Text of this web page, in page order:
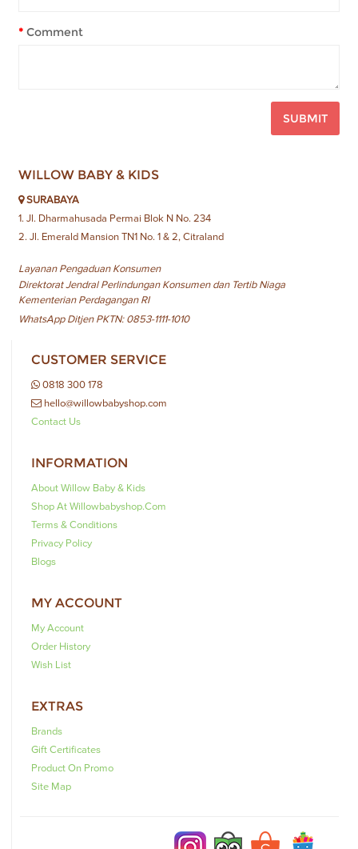
Comment
SUBMIT
WILLOW BABY & KIDS
SURABAYA
1. Jl. Dharmahusada Permai Blok N No. 234
2. Jl. Emerald Mansion TN1 No. 1 & 2, Citraland
Layanan Pengaduan Konsumen
Direktorat Jendral Perlindungan Konsumen dan Tertib Niaga
Kementerian Perdagangan RI
WhatsApp Ditjen PKTN: 0853-1111-1010
CUSTOMER SERVICE
0818 300 178
hello@willowbabyshop.com
Contact Us
INFORMATION
About Willow Baby & Kids
Shop At Willowbabyshop.com
Terms & Conditions
Privacy Policy
Blogs
MY ACCOUNT
My Account
Order History
Wish List
EXTRAS
Brands
Gift Certificates
Product On Promo
Site Map